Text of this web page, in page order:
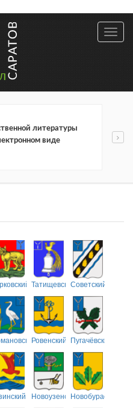
литературы
виде
ТатищевскийСоветский
Ровенский Пугачёвский
НовоузенскийНовобурасский